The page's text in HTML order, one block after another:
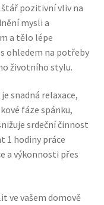
pozitivní vliv na
mysli a
a tělo lépe
ohledem na potřeby
životního stylu.
snadná relaxace,
fáze spánku,
srdeční činnost
1 hodiny práce
a výkonnosti přes
ve vašem domově